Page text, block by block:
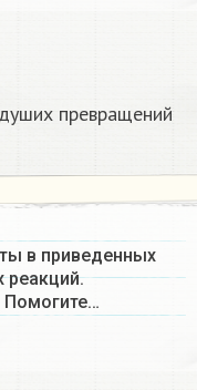
превращений​
в приведенных
реакций.
Помогите…